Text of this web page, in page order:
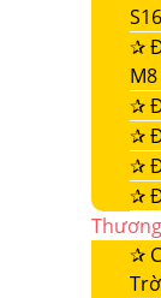
S16
✰
M8
✰
✰
✰
✰
✰